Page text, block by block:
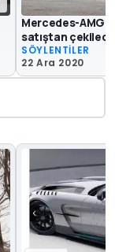
Mercedes-AMG
satıştan
SÖYLENTİLER
22 Ara 2020